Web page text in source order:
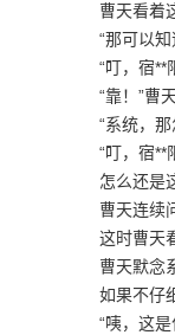
曹天看着
“那可以
“叮，宿**
“靠！”曹
“系统，
“叮，宿**
怎么还是
曹天连续
这时曹天
曹天默念
如果不仔
“咦，这